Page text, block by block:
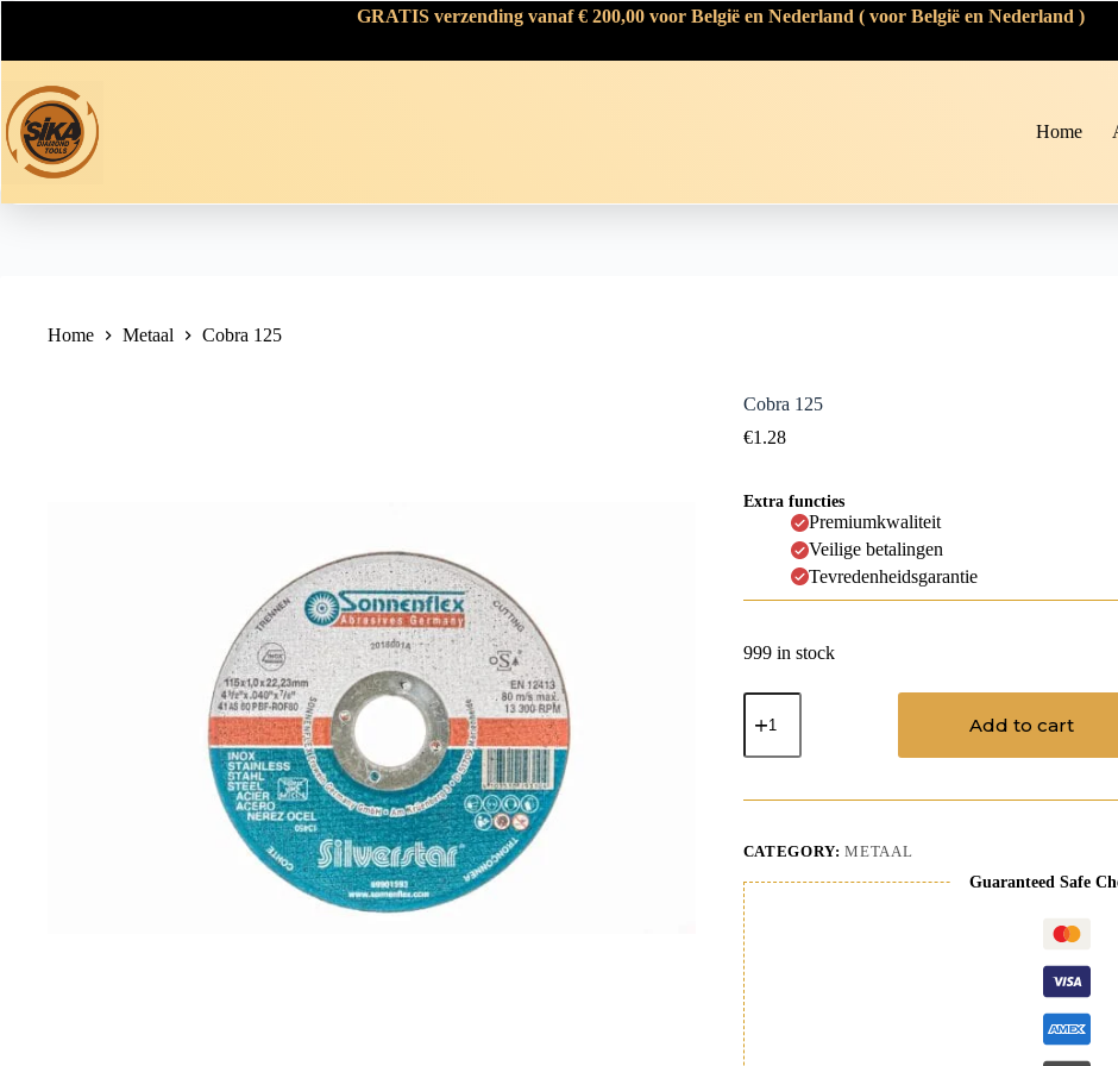
GRATIS verzending vanaf € 200,00 voor België en Nederland ( voor België en Nederland )
Home
Home Metaal Cobra 125
Cobra 125
€1.28
Extra functies
Premiumkwaliteit
Veilige betalingen
Tevredenheidsgarantie
999 in stock
Cobra
125
Add to cart
CATEGORY:METAAL
Guaranteed Safe